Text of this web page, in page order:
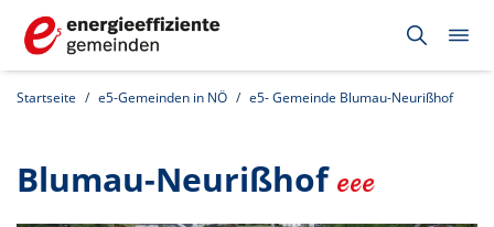
Startseite e5-Gemeinden in NÖ e5- Gemeinde Blumau-Neurißhof
Blumau-Neurißhof